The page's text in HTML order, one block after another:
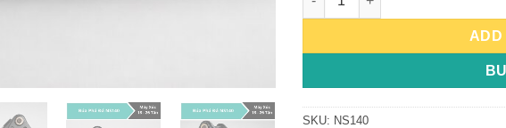
ADD
SKU: NS140